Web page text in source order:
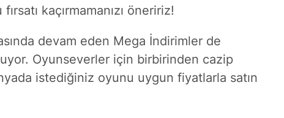
kaçırmamanızı öneririz!
devam eden Mega İndirimler de
Oyunseverler için birbirinden cazip
istediğiniz oyunu uygun fiyatlarla satın